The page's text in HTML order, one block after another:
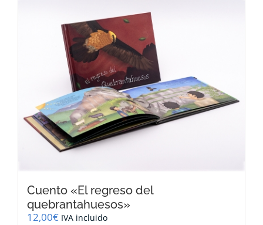
Cuento «El regreso del
quebrantahuesos»
12,00€ IVA incluido